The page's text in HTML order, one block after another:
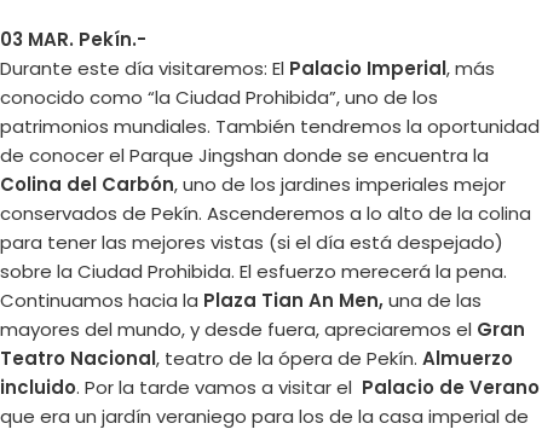
03 MAR. Pekín.-
Durante este día visitaremos: El Palacio Imperial, más
conocido como “la Ciudad Prohibida”, uno de los
patrimonios mundiales. También tendremos la oportunidad
de conocer el Parque Jingshan donde se encuentra la
Colina del Carbón, uno de los jardines imperiales mejor
conservados de Pekín. Ascenderemos a lo alto de la colina
para tener las mejores vistas (si el día está despejado)
sobre la Ciudad Prohibida. El esfuerzo merecerá la pena.
Continuamos hacia la Plaza Tian An Men,una de las
mayores del mundo, y desde fuera, apreciaremos el Gran
Teatro Nacional, teatro de la ópera de Pekín. Almuerzo
incluido. Por la tarde vamos a visitar el Palacio de Verano
que era un jardín veraniego para los de la casa imperial de